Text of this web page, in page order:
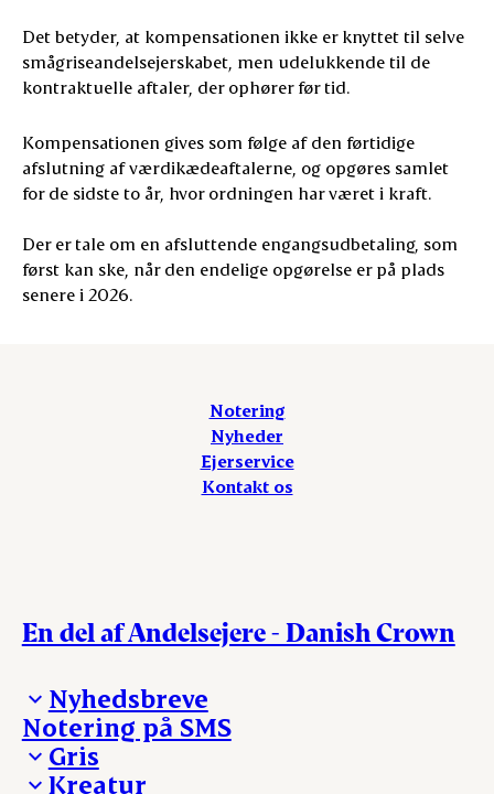
Det betyder, at kompensationen ikke er knyttet til selve
smågriseandelsejerskabet, men udelukkende til de
kontraktuelle aftaler, der ophører før tid.
Kompensationen gives som følge af den førtidige
afslutning af værdikædeaftalerne, og opgøres samlet
for de sidste to år, hvor ordningen har været i kraft.
Der er tale om en afsluttende engangsudbetaling, som
først kan ske, når den endelige opgørelse er på plads
senere i 2026.
Notering
Nyheder
Ejerservice
Kontakt os
En del af Andelsejere - Danish Crown
Nyhedsbreve
Madinspiration - nyhedsbrev
Notering på SMS
Gris
Kreatur